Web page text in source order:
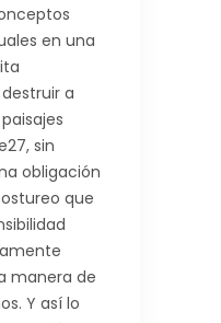
en una
a
sin
obligación
que
manera de
Y así lo